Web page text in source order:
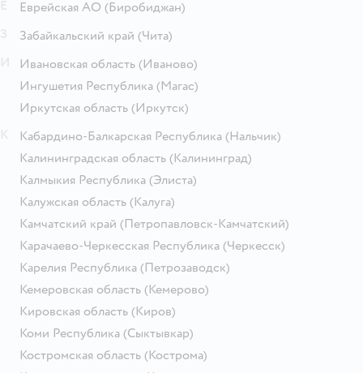
Еврейская АО (Биробиджан)
Забайкальский край (Чита)
Ивановская область (Иваново)
Ингушетия Республика (Магас)
Иркутская область (Иркутск)
Кабардино-Балкарская Республика (Нальчик)
Калининградская область (Калининград)
Калмыкия Республика (Элиста)
Калужская область (Калуга)
Камчатский край (Петропавловск-Камчатский)
Карачаево-Черкесская Республика (Черкесск)
Карелия Республика (Петрозаводск)
Кемеровская область (Кемерово)
Кировская область (Киров)
Коми Республика (Сыктывкар)
Костромская область (Кострома)